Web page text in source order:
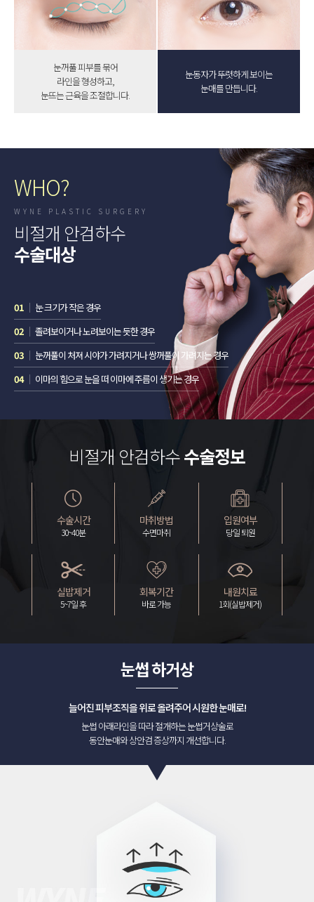
눈꺼풀 피부를 묶어
라인을 형성하고,
눈뜨는 근육을 조절합니다.
눈동자가 뚜렷하게 보이는
눈매를 만듭니다.
WHO?
WYNE PLASTIC SURGERY
비절개 안검하수
수술대상
01
눈 크기가 작은 경우
02
졸려보이거나 노려보이는 듯한 경우
03
눈꺼풀이 처져 시야가 가려지거나 쌍꺼풀이 가려지는 경우
04
이마의 힘으로 눈을 떠 이마에 주름이 생기는 경우
비절개 안검하수수술정보
수술시간
30~40분
마취방법
수면마취
입원여부
당일 퇴원
실밥제거
5~7일 후
회복기간
바로 가능
내원치료
1회(실밥제거)
눈썹 하거상
늘어진 피부조직을 위로 올려주어 시원한 눈매로!
눈썹 아래라인을 따라 절개하는 눈썹거상술로
동안눈매와 상안검 증상까지 개선합니다.